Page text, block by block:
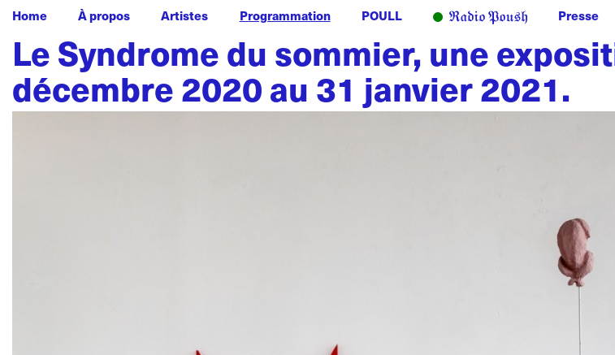
Home À propos Artistes Programmation POULL Presse
Le Syndrome du sommier, une
décembre 2020 au 31 janvier 2021.